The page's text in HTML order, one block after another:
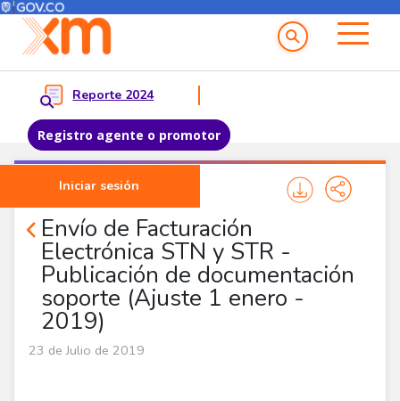
Pasar al contenido principal
Menú del Usuario
Reporte 2024
Registro agente o promotor
Iniciar sesión
Menu principal
Envío de Facturación
Electrónica STN y STR -
Publicación de documentación
soporte (Ajuste 1 enero -
2019)
Noticias Agentes
23 de Julio de 2019